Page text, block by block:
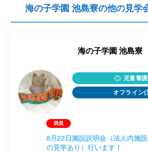
海の子学園 池島寮の他の見学
海の子学園 池島寮
児童養
オフライン(
8月22日施設説明会（法人内施
の見学あり）行います！